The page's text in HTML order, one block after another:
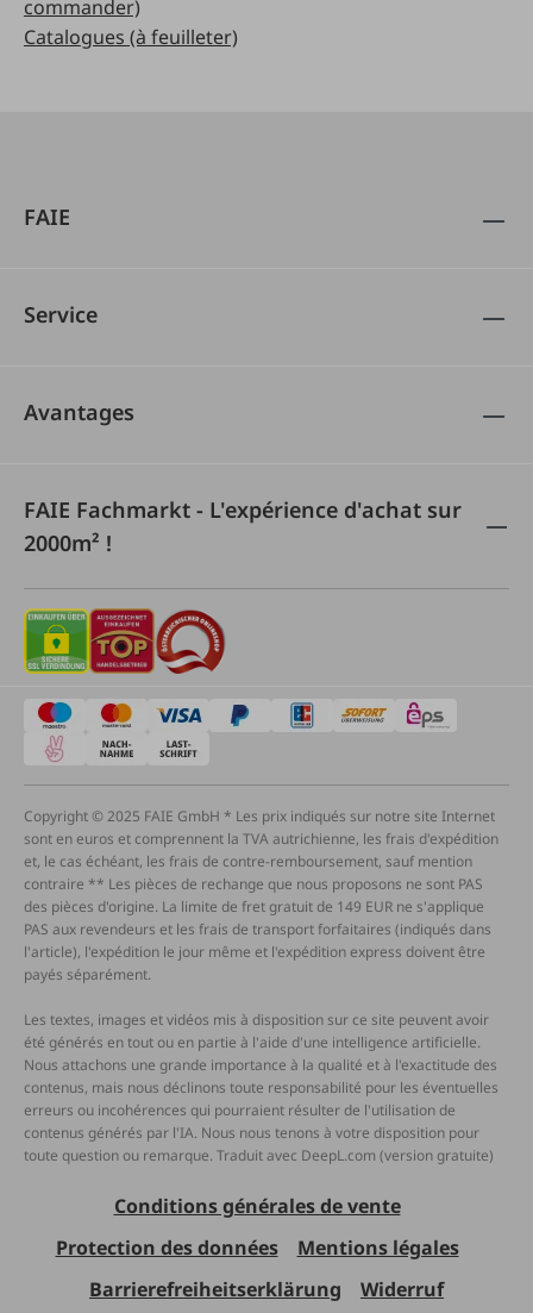
commander)
Catalogues (à feuilleter)
FAIE
Service
Avantages
FAIE Fachmarkt - L'expérience d'achat sur
2000m² !
Copyright © 2025 FAIE GmbH * Les prix indiqués sur notre site Internet
sont en euros et comprennent la TVA autrichienne, les frais d'expédition
et, le cas échéant, les frais de contre-remboursement, sauf mention
contraire ** Les pièces de rechange que nous proposons ne sont PAS
des pièces d'origine. La limite de fret gratuit de 149 EUR ne s'applique
PAS aux revendeurs et les frais de transport forfaitaires (indiqués dans
l'article), l'expédition le jour même et l'expédition express doivent être
payés séparément.
Les textes, images et vidéos mis à disposition sur ce site peuvent avoir
été générés en tout ou en partie à l'aide d'une intelligence artificielle.
Nous attachons une grande importance à la qualité et à l'exactitude des
contenus, mais nous déclinons toute responsabilité pour les éventuelles
erreurs ou incohérences qui pourraient résulter de l'utilisation de
contenus générés par l'IA. Nous nous tenons à votre disposition pour
toute question ou remarque. Traduit avec DeepL.com (version gratuite)
Conditions générales de vente
Protection des données
Mentions légales
Barrierefreiheitserklärung
Widerruf